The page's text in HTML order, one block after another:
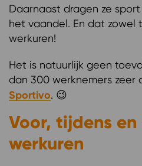
Daarnaast dragen ze
het vaandel. En dat zowel
werkuren!
Het is natuurlijk geen
dan 300 werknemers zeer
Sportivo. 😉
Voor, tijdens
werkuren